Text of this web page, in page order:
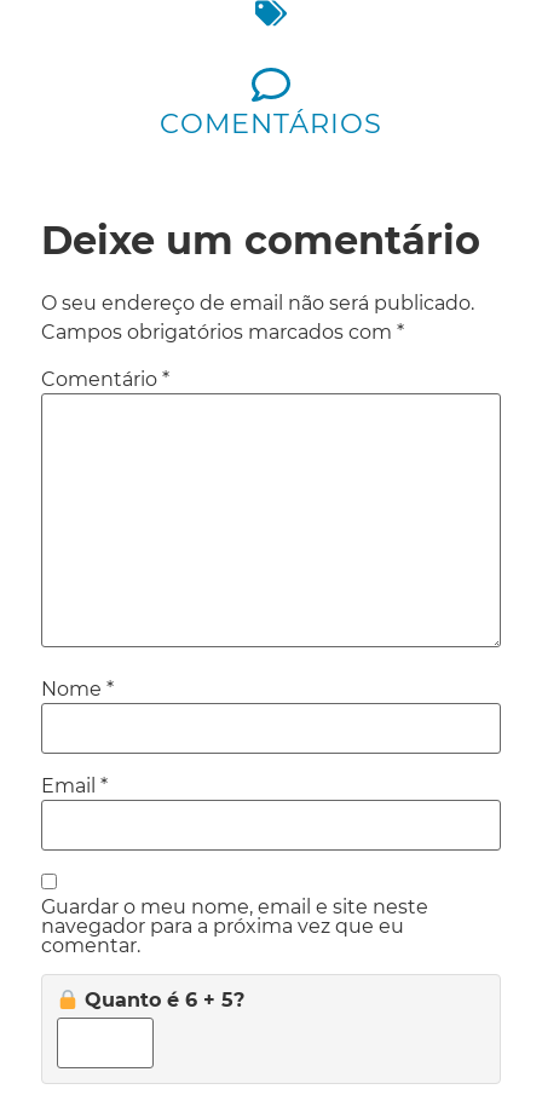
COMENTÁRIOS
Deixe um comentário
O seu endereço de email não será publicado.
Campos obrigatórios marcados com *
Comentário *
Nome *
Email *
Guardar o meu nome, email e site neste
navegador para a próxima vez que eu
comentar.
Quanto é 6 + 5?